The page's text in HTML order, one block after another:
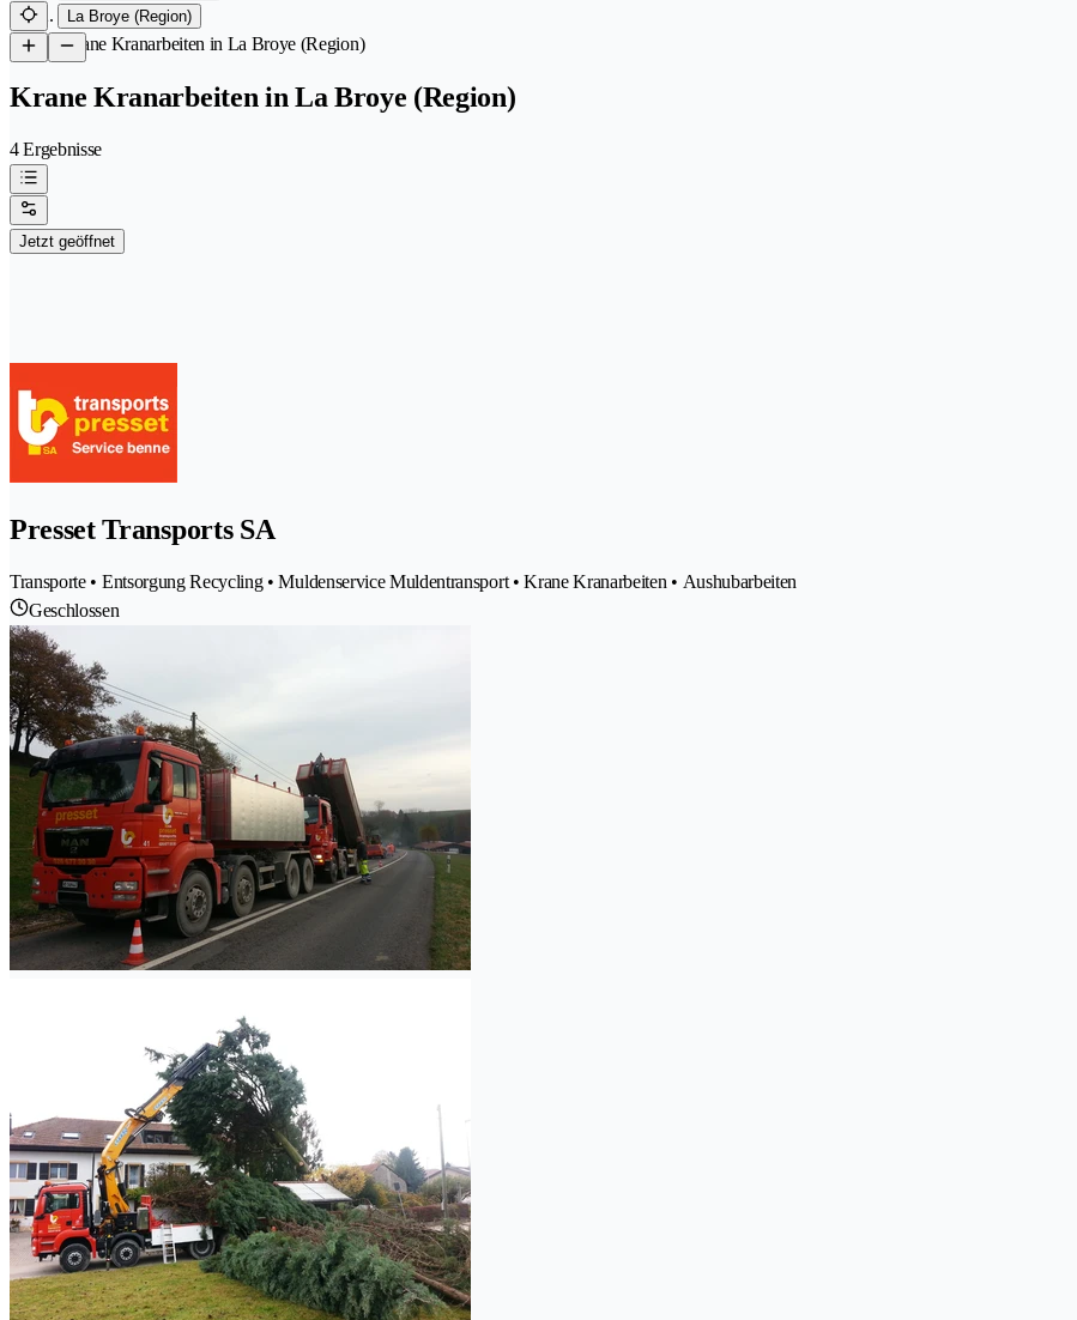
La Broye (Region)
/Krane Kranarbeiten in La Broye (Region)
Krane Kranarbeiten in La Broye (Region)
4 Ergebnisse
Jetzt geöffnet
Presset Transports SA
Transporte • Entsorgung Recycling • Muldenservice Muldentransport • Krane Kranarbeiten • Aushubarbeiten
Geschlossen